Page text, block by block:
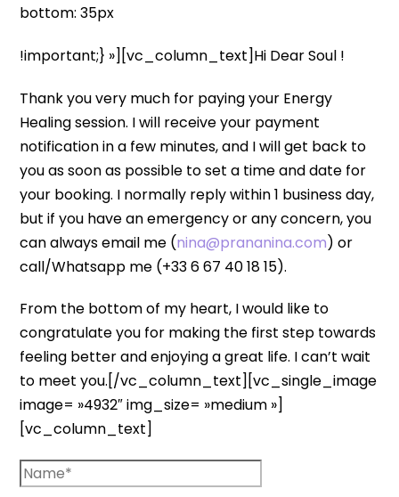
bottom: 35px
!important;} »][vc_column_text]Hi Dear Soul !
Thank you very much for paying your Energy
Healing session. I will receive your payment
notification in a few minutes, and I will get back to
you as soon as possible to set a time and date for
your booking. I normally reply within 1 business day,
but if you have an emergency or any concern, you
can always email me (nina@prananina.com) or
call/Whatsapp me (+33 6 67 40 18 15).
From the bottom of my heart, I would like to
congratulate you for making the first step towards
feeling better and enjoying a great life. I can’t wait
to meet you.[/vc_column_text][vc_single_image
image= »4932″ img_size= »medium »]
[vc_column_text]